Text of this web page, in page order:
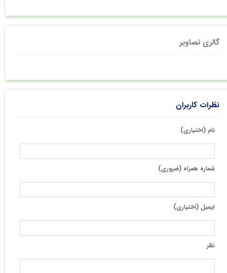
گالری تصاویر
نظرات کاربران
نام (اختیاری)
شماره همراه (ضروری)
ایمیل (اختیاری)
نظر